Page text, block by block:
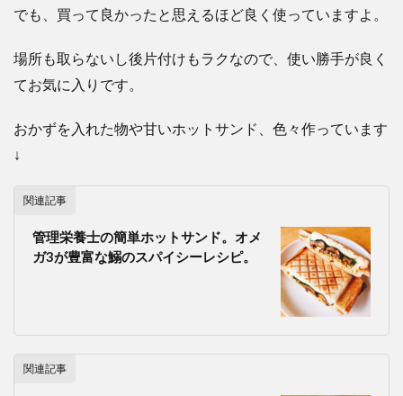
でも、買って良かったと思えるほど良く使っていますよ。
場所も取らないし後片付けもラクなので、使い勝手が良く
てお気に入りです。
おかずを入れた物や甘いホットサンド、色々作っています
↓
関連記事
管理栄養士の簡単ホットサンド。オメ
ガ3が豊富な鰯のスパイシーレシピ。
関連記事